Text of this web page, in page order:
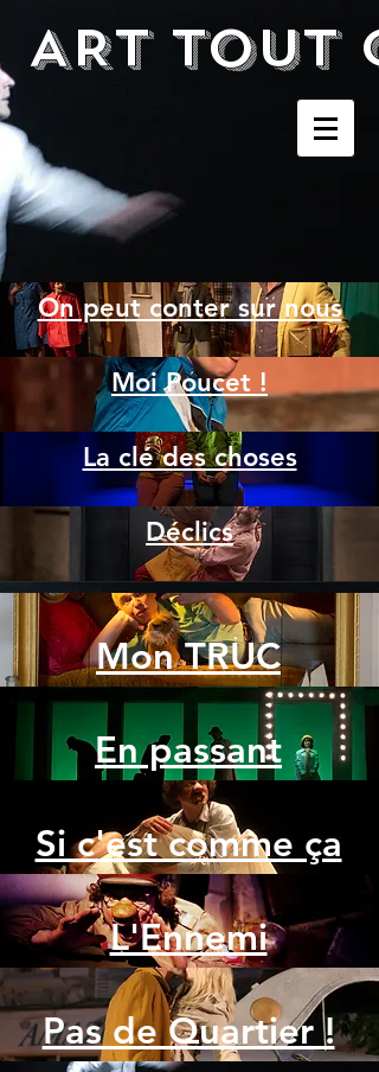
ART TOUT
On peut conter sur nous
Moi Poucet !
La clé des choses
Déclics
Mon TRUC
En passant
Si c'est comme ça
L'Ennemi
Pas de Quartier !